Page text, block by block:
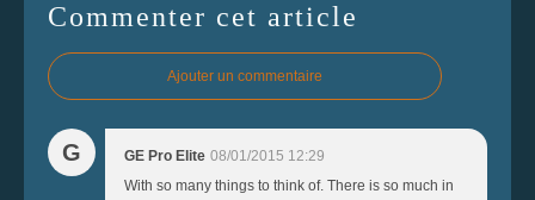
Commenter cet article
Ajouter un commentaire
G GE Pro Elite 08/01/2015 12:29
With so many things to think of. There is so much in